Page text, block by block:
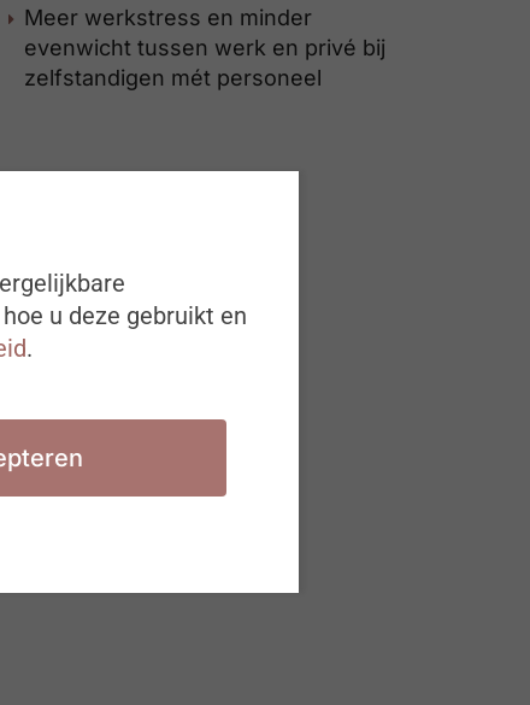
Meer werkstress en minder
evenwicht tussen werk en privé bij
zelfstandigen mét personeel
u deze gebruikt en
.